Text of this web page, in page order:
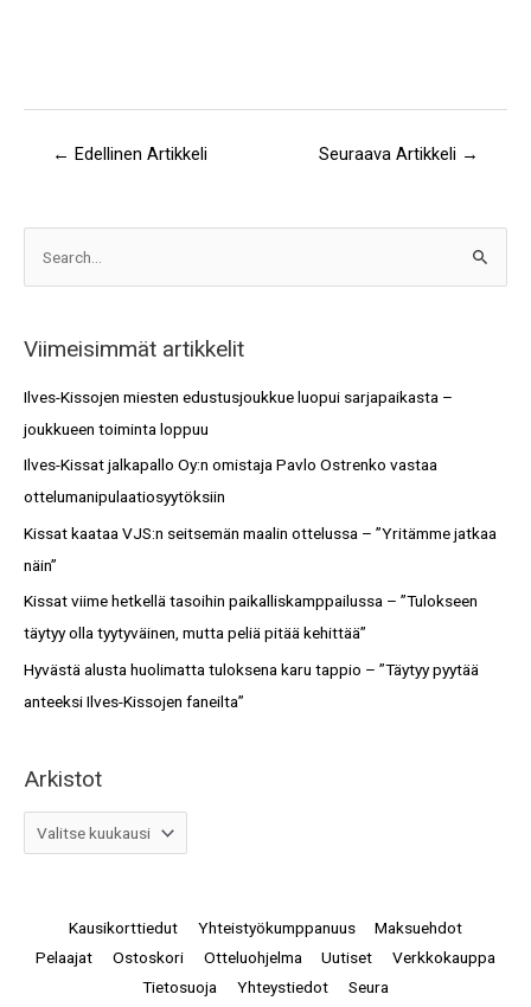
← Edellinen Artikkeli Seuraava Artikkeli →
r
c
h
f
Viimeisimmät artikkelit
Ilves-Kissojen miesten edustusjoukkue luopui sarjapaikasta –
joukkueen toiminta loppuu
Ilves-Kissat jalkapallo Oy:n omistaja Pavlo Ostrenko vastaa
ottelumanipulaatiosyytöksiin
Kissat kaataa VJS:n seitsemän maalin ottelussa – ”Yritämme jatkaa
näin”
Kissat viime hetkellä tasoihin paikalliskamppailussa – ”Tulokseen
täytyy olla tyytyväinen, mutta peliä pitää kehittää”
Hyvästä alusta huolimatta tuloksena karu tappio – ”Täytyy pyytää
anteeksi Ilves-Kissojen faneilta”
Arkistot
i
t
o
t
Kausikorttiedut Yhteistyökumppanuus
Maksuehdot
Pelaajat
Ostoskori Otteluohjelma Uutiset
Verkkokauppa
Tietosuoja
Yhteystiedot Seura